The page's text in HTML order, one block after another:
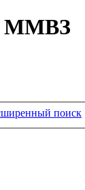
ММВЗ
поиск